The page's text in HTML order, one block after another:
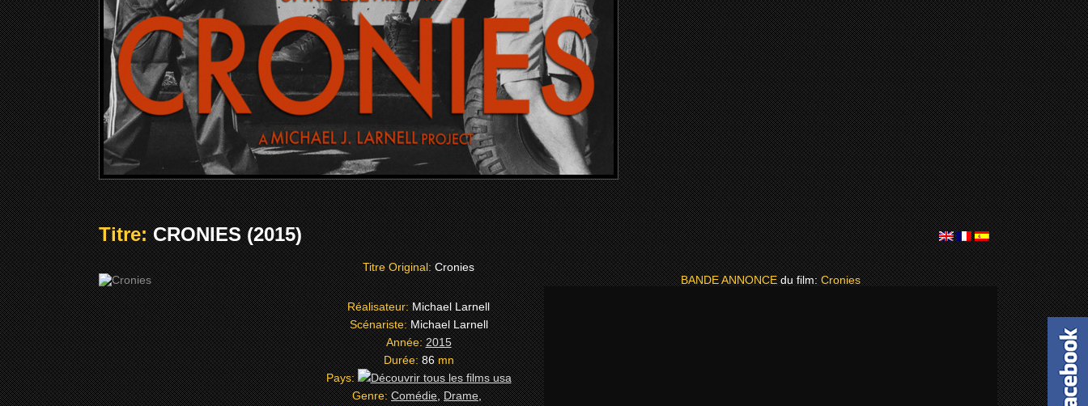
Titre:CRONIES (2015)
Titre Original:Cronies
Réalisateur:Michael Larnell
Scénariste:Michael Larnell
Année:2015
Durée:86mn
Pays:
Genre:Comédie,Drame,
BANDE ANNONCE du film: Cronies